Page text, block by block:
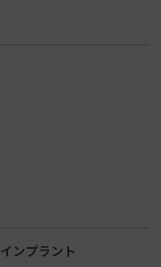
インプラント